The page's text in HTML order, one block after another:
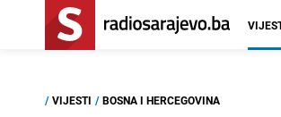
/ VIJESTI / BOSNA I HERCEGOVINA